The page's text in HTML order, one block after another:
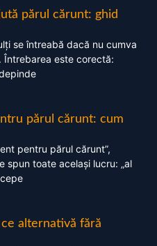
părul cărunt: ghid
se întreabă dacă nu cumva
Întrebarea este corectă:
părul cărunt: cum
pentru părul cărunt”,
spun toate același lucru: „al
alternativă fără